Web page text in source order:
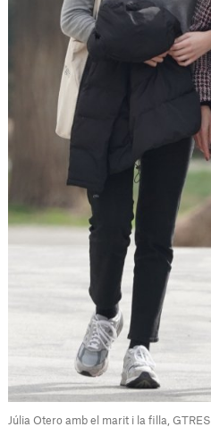
Júlia Otero amb el marit i la filla, GTRES